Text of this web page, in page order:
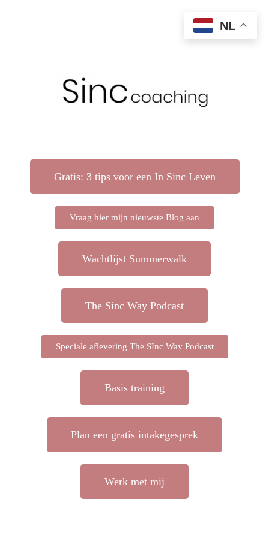
Gratis: 3 tips voor een In Sinc Leven
Vraag hier mijn nieuwste Blog aan
Wachtlijst Summerwalk
The Sinc Way Podcast
Speciale aflevering The SInc Way Podcast
Basis training
Plan een gratis intakegesprek
Werk met mij
NL